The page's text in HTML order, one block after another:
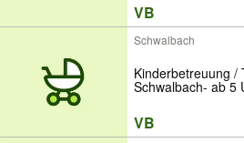
VB
Schwalbach
Kinderbetreuung /
Schwalbach- ab 5
VB